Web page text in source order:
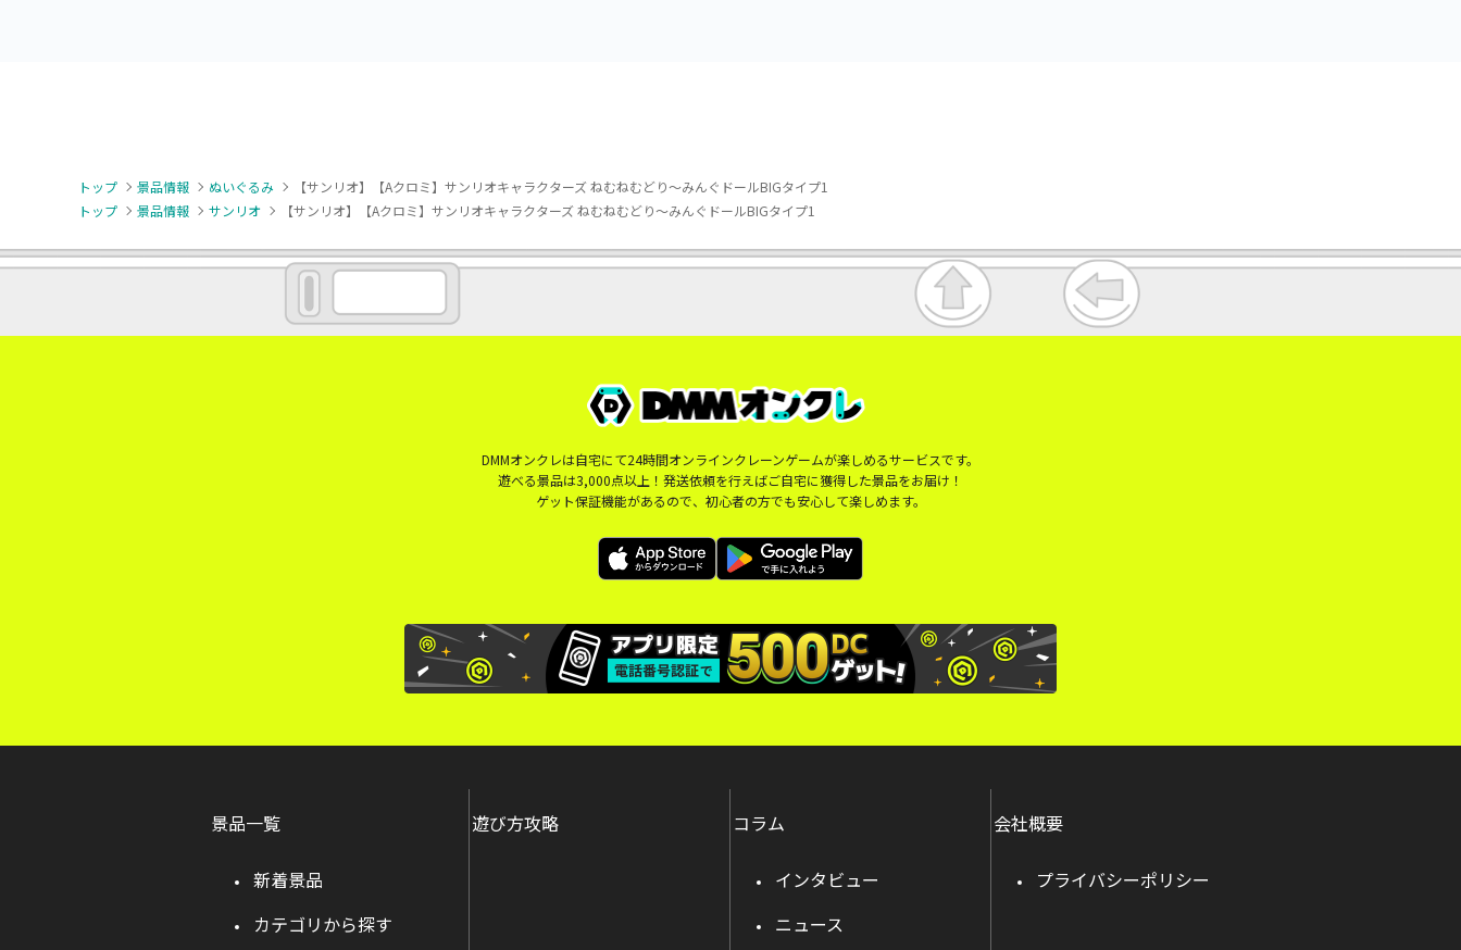
トップ 景品情報 ぬいぐるみ
【サンリオ】【Aクロミ】サンリオキャラクターズ ねむねむどり～みんぐドールBIGタイプ1
トップ
景品情報 サンリオ 【サンリオ】【Aクロミ】サンリオキャラクターズ ねむねむどり～みんぐドールBIGタイプ1
DMMオンクレは自宅にて24時間オンラインクレーンゲームが楽しめるサービスです。
遊べる景品は3,000点以上！発送依頼を行えばご自宅に獲得した景品をお届け！
ゲット保証機能があるので、初心者の方でも安心して楽しめます。
景品一覧
新着景品
カテゴリから探す
遊び方攻略 コラム
インタビュー
ニュース
会社概要
プライバシーポリシー